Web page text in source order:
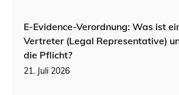
E-Evidence-Verordnung: Was ist
Vertreter (Legal Representative)
die Pflicht?
21. Juli 2026